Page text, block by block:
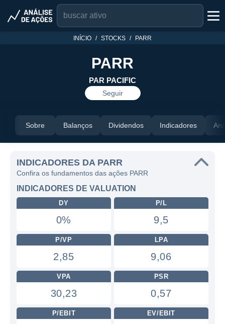
INÍCIO STOCKS PARR
PARR
PAR PACIFIC
Seguir
Sobre Balanços Dividendos Indicadores
INDICADORES DA PARR
Confira os fundamentos das ações PARR
INDICADORES DE VALUATION
DY
0%
P/L
9,5
P/VP
2,85
LPA
9,06
VPA
30,23
PSR
0,57
P/EBIT EV/EBIT